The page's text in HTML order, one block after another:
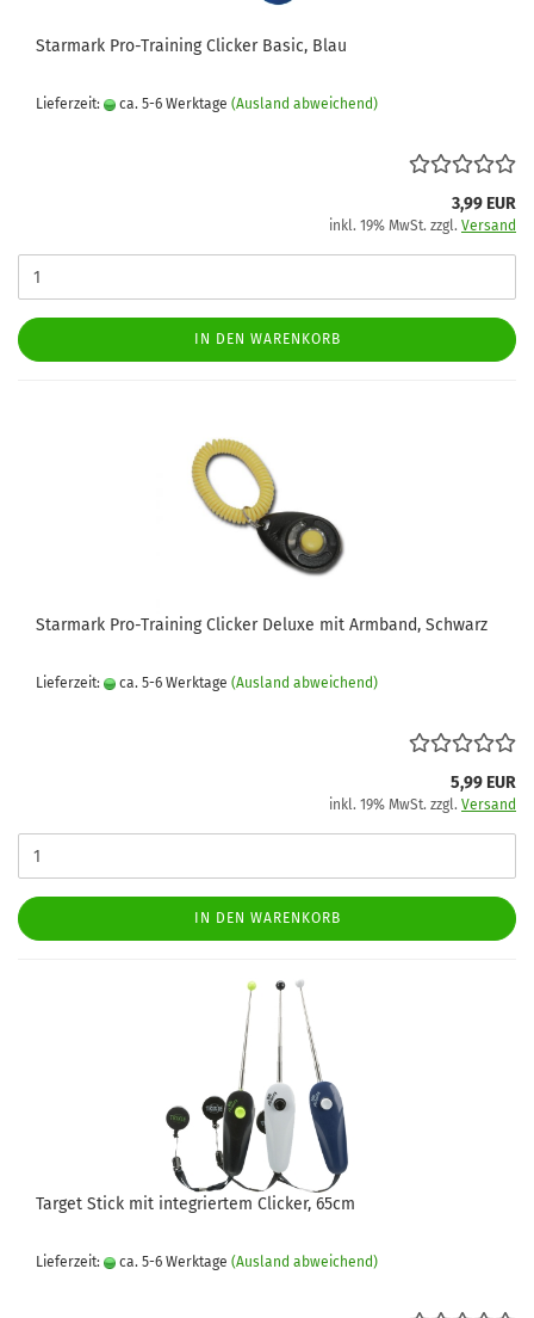
Starmark Pro-Training Clicker Basic, Blau
Lieferzeit: ca. 5-6 Werktage (Ausland abweichend)
3,99 EUR
inkl. 19% MwSt. zzgl. Versand
IN DEN WARENKORB
Starmark Pro-Training Clicker Deluxe mit Armband, Schwarz
Lieferzeit: ca. 5-6 Werktage (Ausland abweichend)
5,99 EUR
inkl. 19% MwSt. zzgl. Versand
IN DEN WARENKORB
Target Stick mit integriertem Clicker, 65cm
Lieferzeit: ca. 5-6 Werktage (Ausland abweichend)